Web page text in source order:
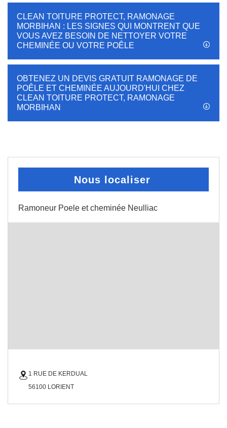
CLEAN TOITURE PROTECT, RAMONAGE
MORBIHAN : LES SIGNES QUI MONTRENT QUE
VOUS AVEZ BESOIN DE NETTOYER VOTRE
CHEMINÉE OU VOTRE POÊLE
OBTENEZ UN DEVIS GRATUIT RAMONAGE DE
POÊLE ET CHEMINÉE AUJOURD'HUI CHEZ
CLEAN TOITURE PROTECT, RAMONAGE
MORBIHAN
Nous localiser
Ramoneur Poele et cheminée Neulliac
1 RUE DE KERDUAL
56100 LORIENT